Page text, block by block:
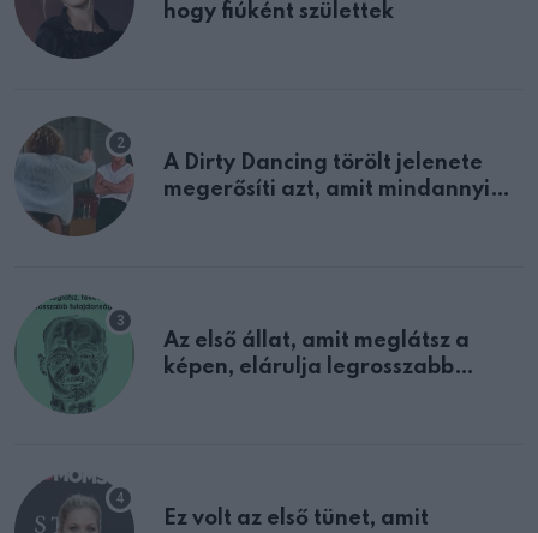
hogy fiúként születtek
A Dirty Dancing törölt jelenete
megerősíti azt, amit mindannyian
Az első állat, amit meglátsz a
képen, elárulja legrosszabb
Ez volt az első tünet, amit